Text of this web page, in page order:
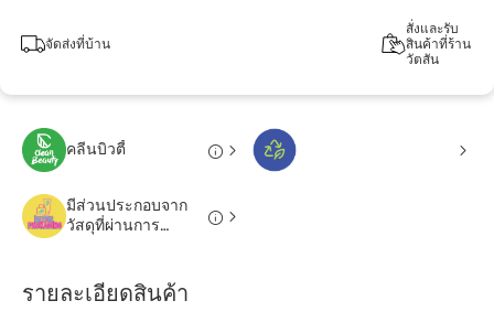
จัดส่งที่บ้าน
สั่งและรับ
สินค้าที่ร้าน
วัตสัน
คลีนบิวตี้
มีส่วนประกอบจาก
วัสดุที่ผ่านการ
รายละเอียดสินค้า